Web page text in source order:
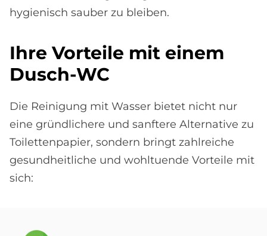
hygienisch sauber zu bleiben.
Ihre Vor­teile mit ei­nem
Dusch-WC
Die Reinigung mit Wasser bietet nicht nur
eine gründlichere und sanftere Alternative zu
Toilettenpapier, sondern bringt zahlreiche
gesundheitliche und wohltuende Vorteile mit
sich:
Bild